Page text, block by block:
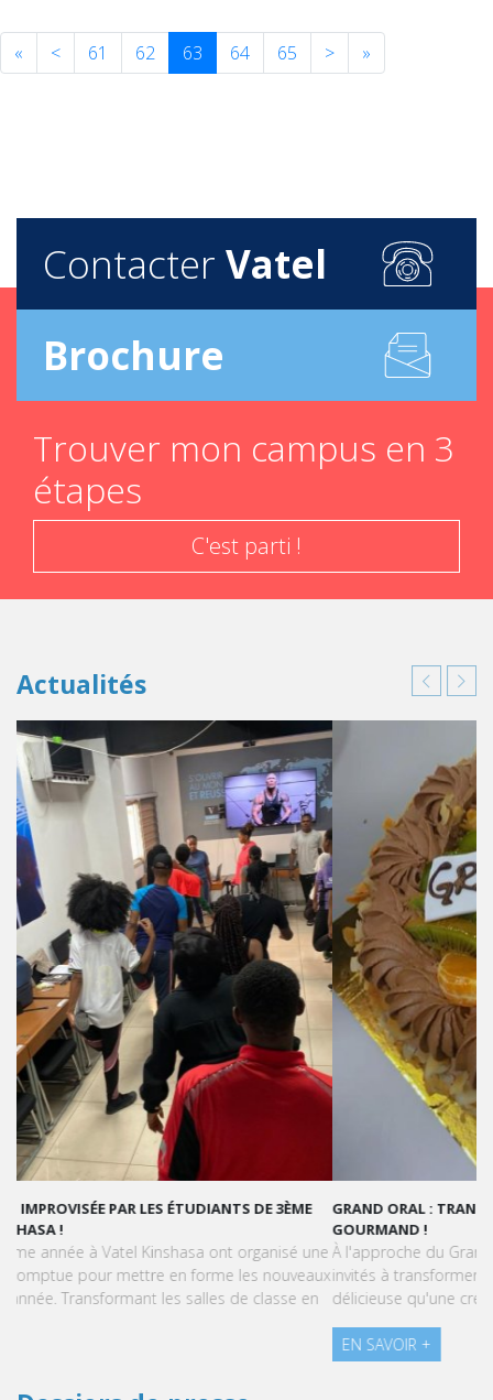
« < 61 62 63 64 65 > »
Contacter Vatel
Brochure
Trouver mon campus en 3
étapes
C'est parti !
Actualités
GRAND ORAL : TRANSFORMONS LE STRESS EN SUCCÈS
GOURMAND !
À l'approche du Grand Oral, les étudiants de Vatel Kinshasa sont
invités à transformer le stress en une expérience aussi
délicieuse qu'une création pâtissière.